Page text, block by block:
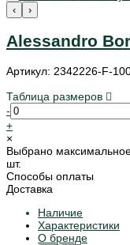
‹ ›
Alessandro
Артикул: 2342226-F-
Таблица размеров
-
+
×
Выбрано максимальное
шт.
Способы оплаты
Доставка
Наличие
Характеристики
О бренде